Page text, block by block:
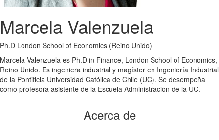
Marcela Valenzuela
Ph.D London School of Economics (Reino Unido)
Marcela Valenzuela es Ph.D in Finance, London School of Economics,
Reino Unido. Es ingeniera industrial y magíster en Ingeniería Industrial
de la Pontificia Universidad Católica de Chile (UC). Se desempeña
como profesora asistente de la Escuela Administración de la UC.
Acerca de